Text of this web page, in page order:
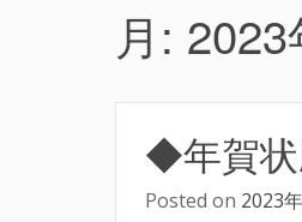
月: 2023
◆年賀
Posted on 2023